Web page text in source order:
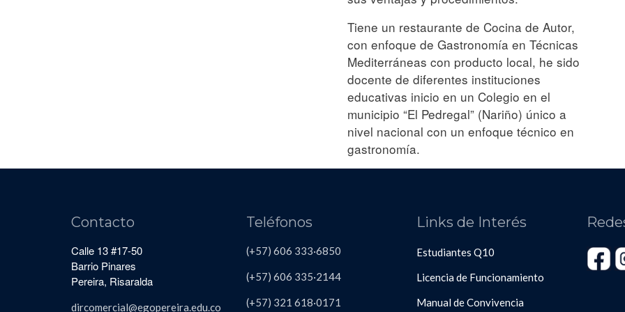
Tiene un restaurante de Cocina de Autor,
con enfoque de Gastronomía en Técnicas
Mediterráneas con producto local, he sido
docente de diferentes instituciones
educativas inicio en un Colegio en el
municipio “El Pedregal” (Nariño) único a
nivel nacional con un enfoque técnico en
gastronomía.
Contacto
Calle 13 #17-50
Barrio Pinares
Pereira, Risaralda
dircomercial@egopereira.edu.co
Teléfonos
(+57) 606 333·6850
(+57) 606 335·2144
(+57) 321 618·0171
Links de Interés
Estudiantes Q10
Licencia de Funcionamiento
Manual de Convivencia